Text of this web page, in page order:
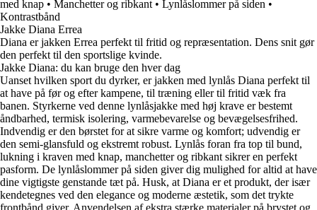
med knap • Manchetter og ribkant • Lynlåslommer på siden •
Kontrastbånd
Jakke Diana Errea
Diana er jakken Errea perfekt til fritid og repræsentation. Dens snit gør
den perfekt til den sportslige kvinde.
Jakke Diana: du kan bruge den hver dag
Uanset hvilken sport du dyrker, er jakken med lynlås Diana perfekt til
at have på før og efter kampene, til træning eller til fritid væk fra
banen. Styrkerne ved denne lynlåsjakke med høj krave er bestemt
åndbarhed, termisk isolering, varmebevarelse og bevægelsesfrihed.
Indvendig er den børstet for at sikre varme og komfort; udvendig er
den semi-glansfuld og ekstremt robust. Lynlås foran fra top til bund,
lukning i kraven med knap, manchetter og ribkant sikrer en perfekt
pasform. De lynlåslommer på siden giver dig mulighed for altid at have
dine vigtigste genstande tæt på. Husk, at Diana er et produkt, der især
kendetegnes ved den elegance og moderne æstetik, som det trykte
frontbånd giver. Anvendelsen af ekstra stærke materialer på brystet og